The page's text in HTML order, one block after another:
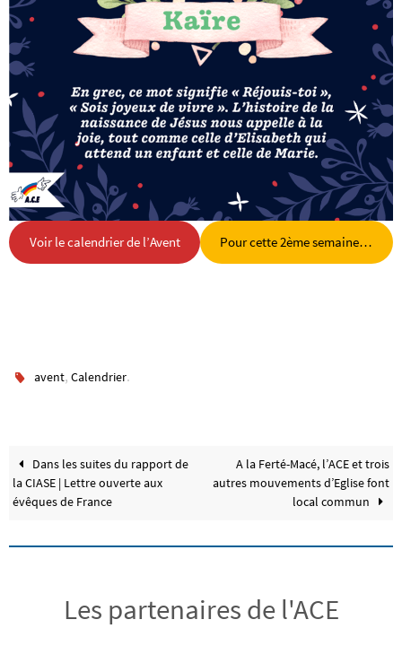
Voir le calendrier de l’Avent Pour cette 2ème semaine…
avent,Calendrier.
Dans les suites du rapport de
la CIASE | Lettre ouverte aux
évêques de France
A la Ferté-Macé, l’ACE et trois
autres mouvements d’Eglise font
local commun
Les partenaires de l'ACE